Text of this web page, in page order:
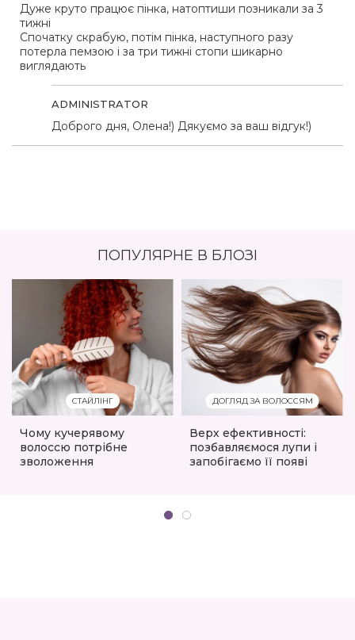
Дуже круто працює пінка, натоптиши позникали за 3
тижні
Спочатку скрабую, потім пінка, наступного разу
потерла пемзою і за три тижні стопи шикарно
виглядають
ADMINISTRATOR
Доброго дня, Олена!) Дякуємо за ваш відгук!)
ПОПУЛЯРНЕ В БЛОЗІ
СТАЙЛІНГ
Чому кучерявому
волоссю потрібне
зволоження
ДОГЛЯД ЗА ВОЛОССЯМ
Верх ефективності:
позбавляємося лупи і
запобігаємо її появі